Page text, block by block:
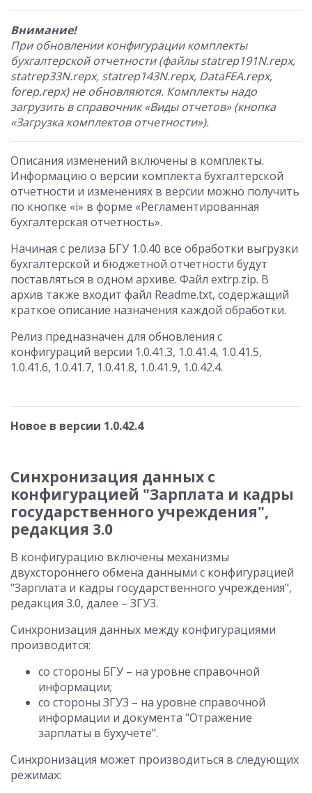
Внимание!
При обновлении конфигурации комплекты
бухгалтерской отчетности (файлы statrep191N.repx,
statrep33N.repx, statrep143N.repx, DataFEA.repx,
forep.repx) не обновляются. Комплекты надо
загрузить в справочник «Виды отчетов» (кнопка
«Загрузка комплектов отчетности»).
Описания изменений включены в комплекты.
Информацию о версии комплекта бухгалтерской
отчетности и изменениях в версии можно получить
по кнопке «i» в форме «Регламентированная
бухгалтерская отчетность».
Начиная с релиза БГУ 1.0.40 все обработки выгрузки
бухгалтерской и бюджетной отчетности будут
поставляться в одном архиве. Файл extrp.zip. В
архив также входит файл Readme.txt, содержащий
краткое описание назначения каждой обработки.
Релиз предназначен для обновления с
конфигураций версии 1.0.41.3, 1.0.41.4, 1.0.41.5,
1.0.41.6, 1.0.41.7, 1.0.41.8, 1.0.41.9, 1.0.42.4.
Новое в версии 1.0.42.4
Синхронизация данных с
конфигурацией "Зарплата и кадры
государственного учреждения",
редакция 3.0
В конфигурацию включены механизмы
двухстороннего обмена данными с конфигурацией
"Зарплата и кадры государственного учреждения",
редакция 3.0, далее – ЗГУ3.
Синхронизация данных между конфигурациями
производится:
со стороны БГУ – на уровне справочной
информации;
со стороны ЗГУ3 – на уровне справочной
информации и документа "Отражение
зарплаты в бухучете".
Синхронизация может производиться в следующих
режимах: